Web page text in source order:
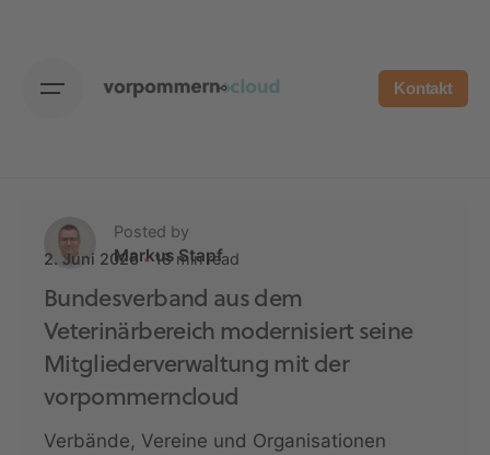
Kontakt
Posted by
Markus Stapf
2. Juni 2026 18 min read
Bundesverband aus dem
Veterinärbereich modernisiert seine
Mitgliederverwaltung mit der
vorpommerncloud
Verbände, Vereine und Organisationen